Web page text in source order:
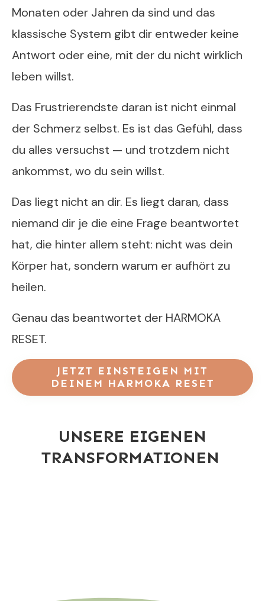
Monaten oder Jahren da sind und das
klassische System gibt dir entweder keine
Antwort oder eine, mit der du nicht wirklich
leben willst.
Das Frustrierendste daran ist nicht einmal
der Schmerz selbst. Es ist das Gefühl, dass
du alles versuchst — und trotzdem nicht
ankommst, wo du sein willst.
Das liegt nicht an dir. Es liegt daran, dass
niemand dir je die eine Frage beantwortet
hat, die hinter allem steht: nicht was dein
Körper hat, sondern warum er aufhört zu
heilen.
Genau das beantwortet der HARMOKA
RESET.
JETZT EINSTEIGEN MIT
DEINEM HARMOKA RESET
UNSERE EIGENEN
TRANSFORMATIONEN